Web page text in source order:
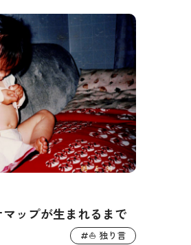
ップが生まれるまで
#⛵️ 独り言